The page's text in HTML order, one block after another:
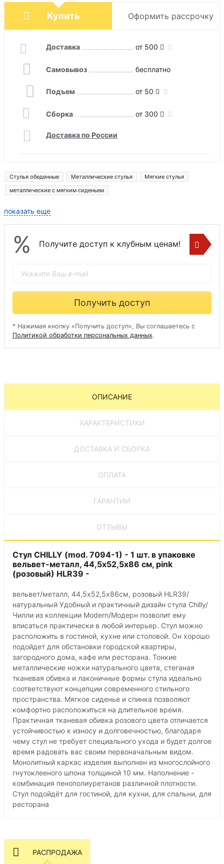
Купить Оформить рассрочку
Доставка от 500
Самовывоз бесплатно
Подъем от 50
Сборка от 300
Доставка по России
Стулья обеденные Металлические стулья
Мягкие стулья
металлические с мягким сиденьем
показать еще
% Получите доступ к клубным ценам!
Получить доступ
* Нажимая кнопку «Получить доступ», Вы соглашаетесь с
Политикой обработки персональных данных.
ОПИСАНИЕ
ХАРАКТЕРИСТИКИ
ДОСТАВКА И СБОРКА
ОПЛАТА
ГАРАНТИИ
ОТЗЫВЫ
Стул CHILLY (mod. 7094-1) - 1 шт. в упаковке
вельвет-металл, 44,5х52,5х86 см, pink
(розовый) HLR39 -
вельвет/металл, 44,5х52,5х86см, розовый HLR39/
натуральный Удобный и практичный дизайн стула Chilly/
Чилли из коллекции Modern/Модерн позволит ему
вписаться практически в любой интерьер. Стул можно
расположить в гостиной, кухне или столовой. Он хорошо
подойдет для обстановки городской квартиры,
загородного дома, кафе или ресторана. Тонкие
металлические ножки натурального цвета, стеганая
тканевая обивка и лаконичные формы стула идеально
соответствуют концепции современного стильного
пространства. Мягкое сиденье и спинка позволяют
комфортно расположиться на длительное время.
Практичная тканевая обивка розового цвета отличается
устойчивостью к износу и долговечностью, благодаря
чему стул не требует специального ухода и будет долгое
время радовать вас своим первоначальным видом.
Монолитный каркас изделия выполнен из многослойного
гнутоклееного шпона толщиной 10 мм. Наполнение -
комбинация пенополиуретанов различной плотности.
Стул подойдёт для гостиной, для кухни, для спальни, для
ресторана
РАСПРОДАЖА